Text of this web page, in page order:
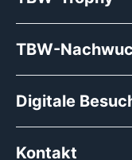
TBW-
Digitale
Kontakt